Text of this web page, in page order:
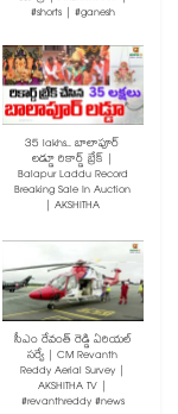
#shorts | #ganesh
35 lakhs.. బాలాపూర్
లడ్డూ రికార్డ్ బ్రేక్ |
Balapur Laddu Record
Breaking Sale In Auction
| AKSHITHA
సీఎం రేవంత్ రెడ్డి ఏరియల్
సర్వే | CM Revanth
Reddy Aerial Survey |
AKSHITHA TV |
#revanthreddy #news